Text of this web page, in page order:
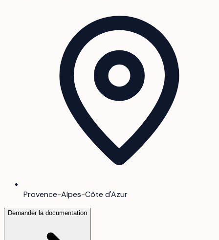
Provence-Alpes-Côte d'Azur
Demander la documentation